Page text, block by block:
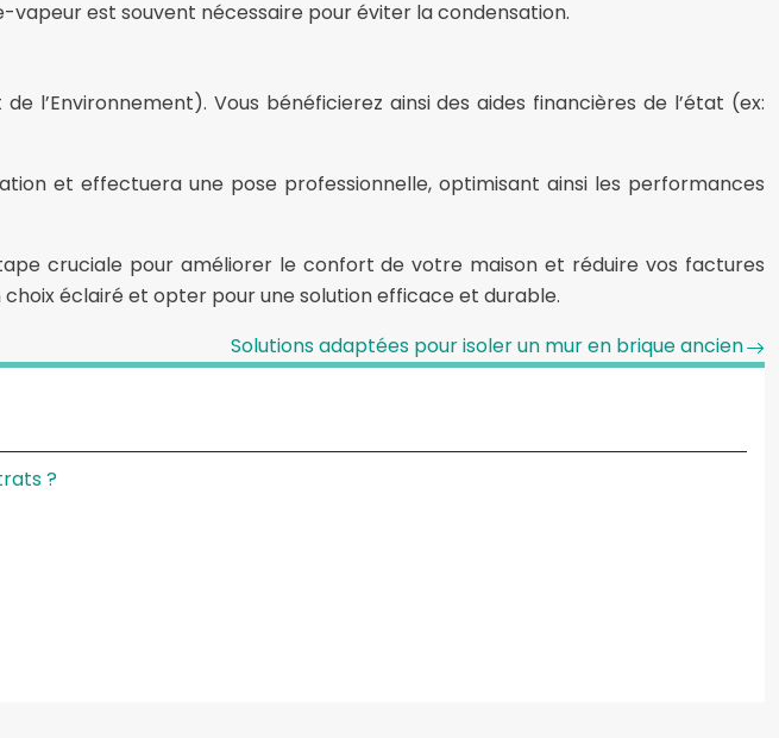
vapeur est souvent nécessaire pour éviter la condensation.
l’Environnement). Vous bénéficierez ainsi des aides financières de l’état (ex:
et effectuera une pose professionnelle, optimisant ainsi les performances
cruciale pour améliorer le confort de votre maison et réduire vos factures
éclairé et opter pour une solution efficace et durable.
Solutions adaptées pour isoler un mur en brique ancien
?